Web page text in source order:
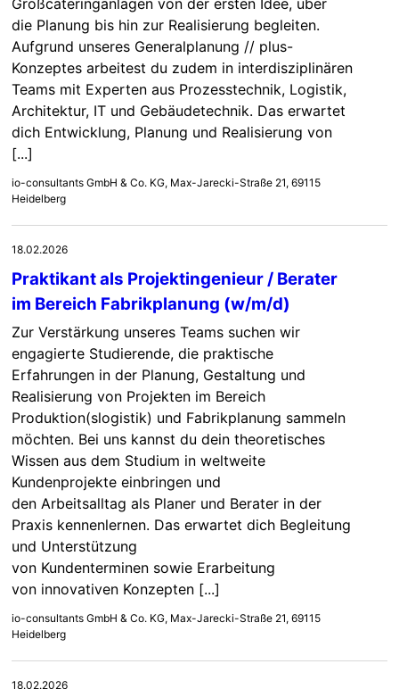
die Planung bis hin zur Realisierung begleiten.
Aufgrund unseres Generalplanung // plus-
Konzeptes arbeitest du zudem in interdisziplinären
Teams mit Experten aus Prozesstechnik, Logistik,
Architektur, IT und Gebäudetechnik. Das erwartet
dich Entwicklung, Planung und Realisierung von
[...]
io-consultants GmbH & Co. KG, Max-Jarecki-Straße 21, 69115
Heidelberg
18.02.2026
Praktikant als Projektingenieur / Berater
im Bereich Fabrikplanung (w/m/d)
Zur Verstärkung unseres Teams suchen wir
engagierte Studierende, die praktische
Erfahrungen in der Planung, Gestaltung und
Realisierung von Projekten im Bereich
Produktion(slogistik) und Fabrikplanung sammeln
möchten. Bei uns kannst du dein theoretisches
Wissen aus dem Studium in weltweite
Kundenprojekte einbringen und
den Arbeitsalltag als Planer und Berater in der
Praxis kennenlernen. Das erwartet dich Begleitung
und Unterstützung
von Kundenterminen sowie Erarbeitung
von innovativen Konzepten [...]
io-consultants GmbH & Co. KG, Max-Jarecki-Straße 21, 69115
Heidelberg
18.02.2026